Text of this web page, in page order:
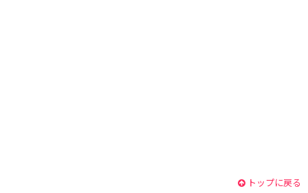
トップに戻る